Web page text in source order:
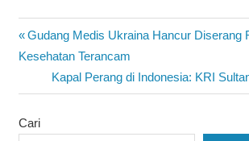
Navigasi
pos
Previous
Post:
Gudang Medis Ukraina Hancur Diserang
Kesehatan Terancam
Next
Post:
Kapal Perang di Indonesia: KRI
Cari